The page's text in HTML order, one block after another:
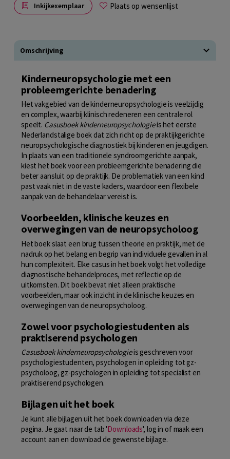
Inkijkexemplaar Plaats op wensenlijst
Omschrijving
Kinderneuropsychologie met een
probleemgerichte benadering
Het vakgebied van de kinderneuropsychologie is veelzijdig
en complex, waarbij klinisch redeneren een centrale rol
speelt. Casusboek kinderneuropsychologieis het eerste
Nederlandstalige boek dat zich richt op de praktijkgerichte
neuropsychologische diagnostiek bij kinderen en jeugdigen.
In plaats van een traditionele syndroomgerichte aanpak,
kiest het boek voor een probleemgerichte benadering die
beter aansluit op de praktijk. De problematiek van een kind
past vaak niet in de vaste kaders, waardoor een flexibele
aanpak van de behandelaar vereist is.
Voorbeelden, klinische keuzes en
overwegingen van de neuropsycholoog
Het boek slaat een brug tussen theorie en praktijk, met de
nadruk op het belang en begrip van individuele gevallen in al
hun complexiteit. Elke casus in het boek volgt het volledige
diagnostische behandelproces, met reflectie op de
uitkomsten. Dit boek bevat niet alleen praktische
voorbeelden, maar ook inzicht in de klinische keuzes en
overwegingen van de neuropsycholoog.
Zowel voor psychologiestudenten als
praktiserend psychologen
Casusboek kinderneuropsychologieis geschreven voor
psychologiestudenten, psychologen in opleiding tot gz-
psycholoog, gz-psychologen in opleiding tot specialist en
praktiserend psychologen.
Bijlagen uit het boek
Je kunt alle bijlagen uit het boek downloaden via deze
pagina. Je gaat naar de tab 'Downloads', log in of maak een
account aan en download de gewenste bijlage.